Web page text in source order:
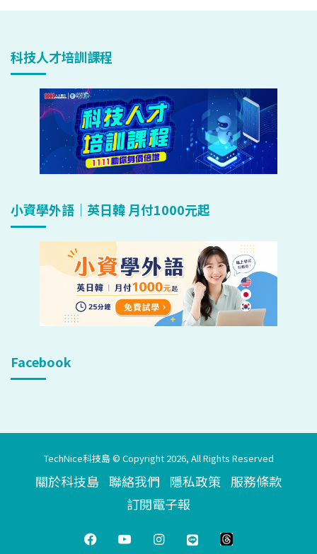
科技人才培訓課程
小資學外語｜英日韓 月付1000元起
Facebook
TechNice科技島 © Copyright 2026, All Rights Reserved
關於科技島 聯絡我們 隱私政策 服務條款
訂閱電子報